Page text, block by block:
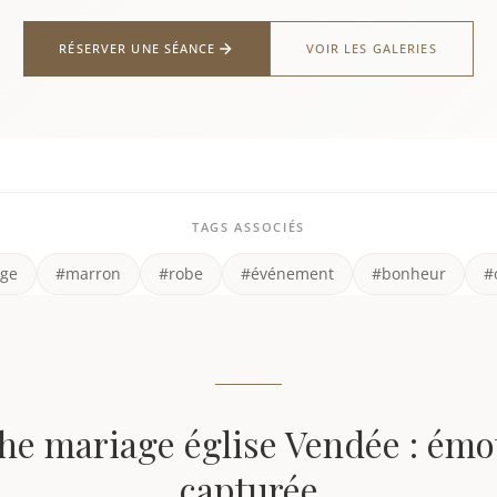
RÉSERVER UNE SÉANCE VOIR LES GALERIES
TAGS ASSOCIÉS
#marron #robe #événement #bonheur
mariage église Vendée :